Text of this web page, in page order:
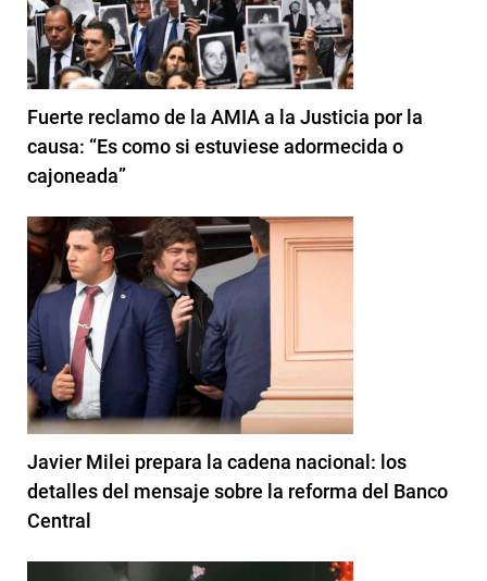
Fuerte reclamo de la AMIA a la Justicia por la
causa: “Es como si estuviese adormecida o
cajoneada”
Javier Milei prepara la cadena nacional: los
detalles del mensaje sobre la reforma del Banco
Central